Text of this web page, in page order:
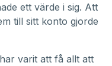
ett värde i sig. Att
till sitt konto gjorde
varit att få allt att